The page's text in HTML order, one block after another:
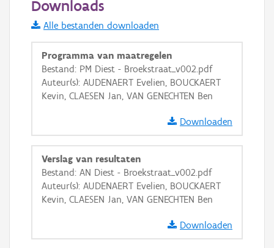
Informatie Vlaanderen
i
+ −
Basis Lagen
OSM-Basiskaart
GRB-Basiskaart
Downloads
Alle bestanden downloaden
Programma van maatregelen
Bestand: PM Diest - Broekstraat_v002.pdf
Auteur(s): AUDENAERT Evelien, BOUCKAERT
Kevin, CLAESEN Jan, VAN GENECHTEN Ben
Downloaden
Verslag van resultaten
Bestand: AN Diest - Broekstraat_v002.pdf
Auteur(s): AUDENAERT Evelien, BOUCKAERT
Kevin, CLAESEN Jan, VAN GENECHTEN Ben
Downloaden